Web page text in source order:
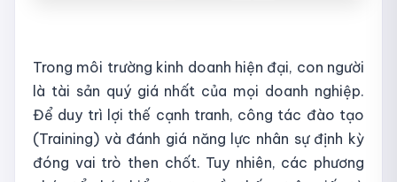
Trong môi trường kinh doanh hiện đại, con người
là tài sản quý giá nhất của mọi doanh nghiệp.
Để duy trì lợi thế cạnh tranh, công tác đào tạo
(Training) và đánh giá năng lực nhân sự định kỳ
đóng vai trò then chốt. Tuy nhiên, các phương